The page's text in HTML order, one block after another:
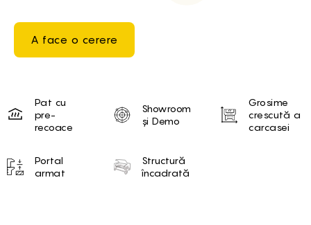
A face o cerere
Unique selling proposition
Pat cu
pre-
recoace
Showroom
și Demo
Grosime
crescută a
carcasei
Portal
armat
Structură
încadrată